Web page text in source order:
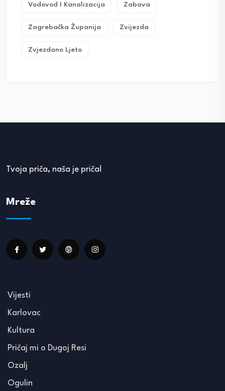
Vodovod I Kanalizacija Zabava
Zagrebačka Županija Zvijezda
Zvjezdano Ljeto
Tvoja priča, naša je priča!
Mreže
Vijesti
Karlovac
Kultura
Pričaj mi o Dugoj Resi
Ozalj
Ogulin